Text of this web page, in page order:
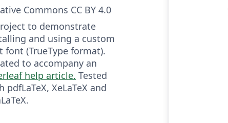
Commons CC BY 4.0
to demonstrate
and using a custom
font (TrueType format).
to accompany an
help article. Tested
pdfLaTeX, XeLaTeX and